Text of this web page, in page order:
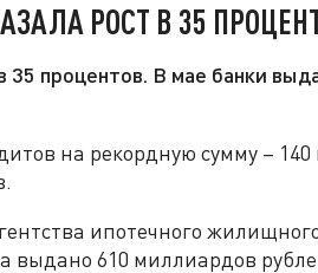
РОСТ В 35
35 процентов. В мае банки
на рекордную сумму –
ипотечного
выдано 610 миллиардов